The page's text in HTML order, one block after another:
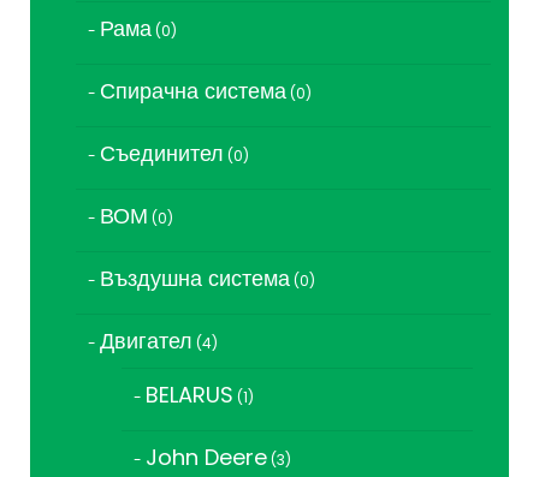
Рама 00
Спирачна система 00
Съединител 00
ВОМ 00
Въздушна система 00
Двигател 44
BELARUS 11
John Deere 33